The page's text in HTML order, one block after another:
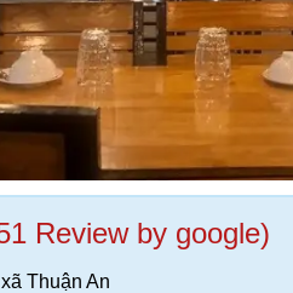
Review by google)
Thuận An